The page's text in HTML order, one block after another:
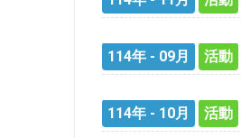
114年 - 09月 活動
114年 - 10月 活動